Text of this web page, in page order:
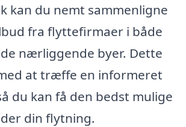
kan du nemt sammenligne
fra flyttefirmaer i både
nærliggende byer. Dette
at træffe en informeret
du kan få den bedst mulige
din flytning.